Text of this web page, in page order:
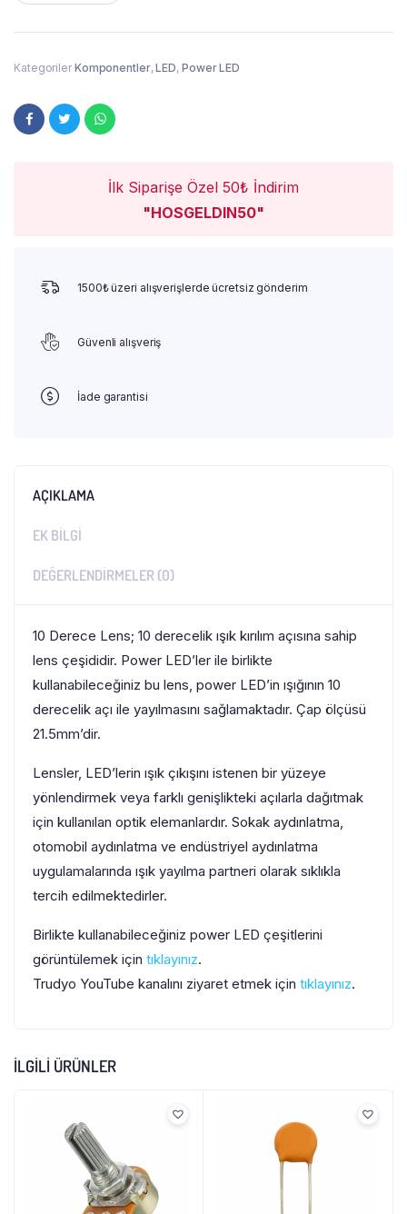
Kategoriler Komponentler,LED, Power LED
İlk Siparişe Özel 50₺ İndirim
"HOSGELDIN50"
1500₺ üzeri alışverişlerde ücretsiz gönderim
Güvenli alışveriş
İade garantisi
AÇIKLAMA
EK BILGI
DEĞERLENDIRMELER (0)
10 Derece Lens; 10 derecelik ışık kırılım açısına sahip
lens çeşididir. Power LED’ler ile birlikte
kullanabileceğiniz bu lens, power LED’in ışığının 10
derecelik açı ile yayılmasını sağlamaktadır. Çap ölçüsü
21.5mm’dir.
Lensler, LED’lerin ışık çıkışını istenen bir yüzeye
yönlendirmek veya farklı genişlikteki açılarla dağıtmak
için kullanılan optik elemanlardır. Sokak aydınlatma,
otomobil aydınlatma ve endüstriyel aydınlatma
uygulamalarında ışık yayılma partneri olarak sıklıkla
tercih edilmektedirler.
Birlikte kullanabileceğiniz power LED çeşitlerini
görüntülemek için tıklayınız.
Trudyo YouTube kanalını ziyaret etmek için tıklayınız.
İLGILI ÜRÜNLER